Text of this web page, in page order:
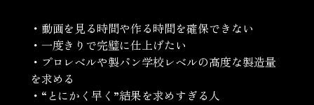
・動画を見る時間や作る時間を確保できない
・一度きりで完璧に仕上げたい
・プロレベルや製パン学校レベルの高度な製造量
を求める
・“とにかく早く”結果を求めすぎる人